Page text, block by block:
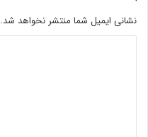
نشانی ایمیل شما منتشر نخواهد شد.